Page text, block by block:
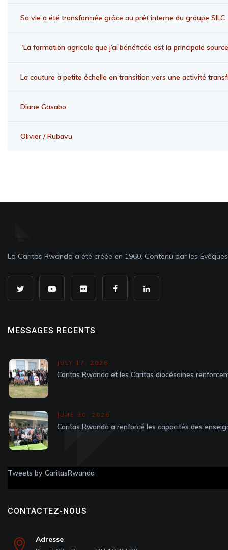
Sa vie a été transformée grâce au prêt interne du groupe SILC
“La formation agricole que j’ai bénéficée est la principale
La couture à petite échelle en transition vers une activité
Diane Gasabo
Olivier / Rubavu
La Caritas Rwanda a été créée en 1960. Contenu par les
MESSAGES RECENTS
JULY 17, 2026
Caritas Rwanda et les Caritas diocésaines
JUNE 30, 2026
Caritas Rwanda a renforcé les capacités des
Tweets by CaritasRwanda
CONTACTEZ-NOUS
Adresse